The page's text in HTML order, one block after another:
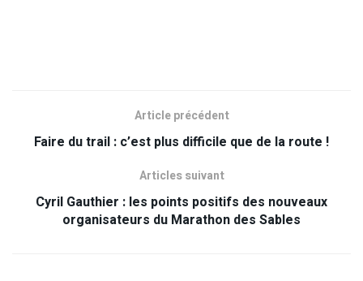
Article précédent
Faire du trail : c’est plus difficile que de la route !
Articles suivant
Cyril Gauthier : les points positifs des nouveaux
organisateurs du Marathon des Sables